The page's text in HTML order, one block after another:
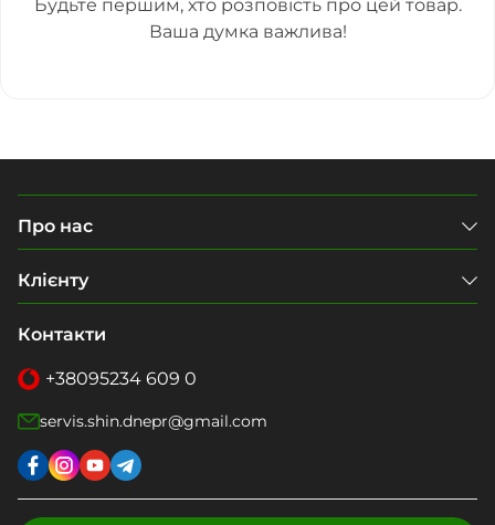
Будьте першим, хто розповість про цей товар.
Ваша думка важлива!
Про нас
Клієнту
Контакти
+38095234 609 0
servis.shin.dnepr@gmail.com